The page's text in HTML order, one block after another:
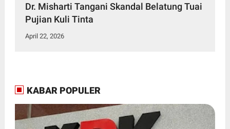
Dr. Misharti Tangani Skandal Belatung Tuai
Pujian Kuli Tinta
April 22, 2026
KABAR POPULER